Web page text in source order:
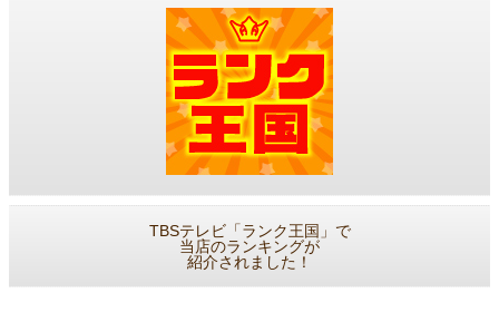
TBSテレビ「ランク王国」で
当店のランキングが
紹介されました！